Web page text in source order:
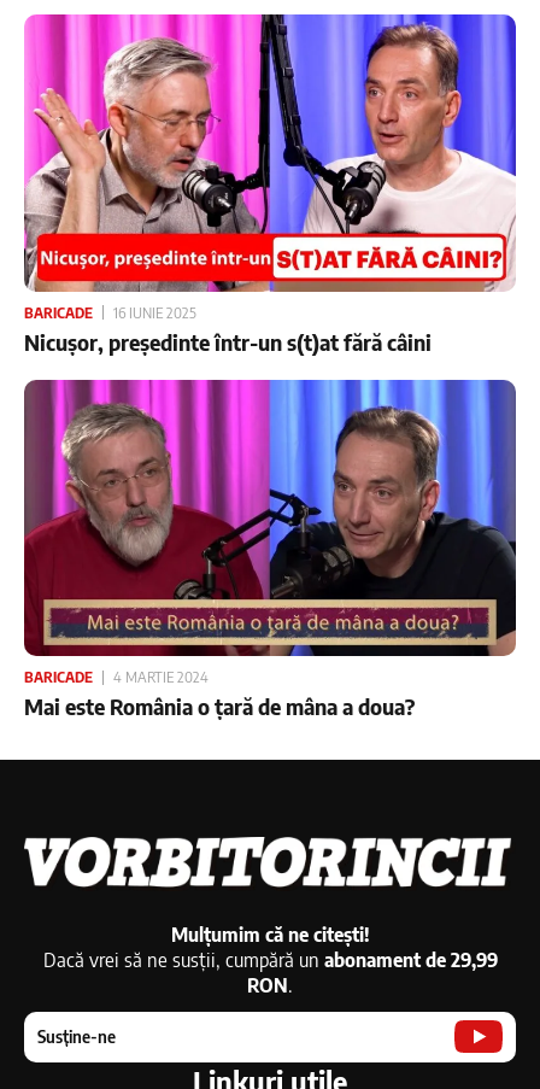
BARICADE 16 IUNIE 2025
Nicușor, președinte într-un s(t)at fără câini
BARICADE 4 MARTIE 2024
Mai este România o țară de mâna a doua?
Mulțumim că ne citești!
Dacă vrei să ne susții, cumpără un abonament de 29,99
RON.
Susține-ne
Linkuri utile